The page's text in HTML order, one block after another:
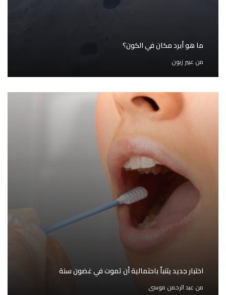
ما هو أبرد مكان في الكون؟
من عبير زبون
اختبار جديد يتنبأ باحتمالية أن تموت في غضون سنة
من عبد الرحمن موسى